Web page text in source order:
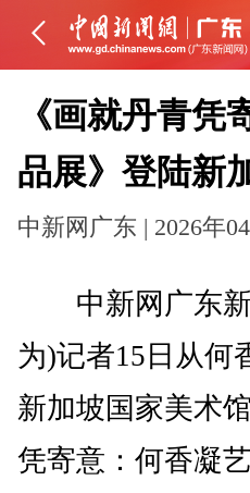
《画就丹青凭
品展》登陆新
中新网广东 | 2026年
中新网广东新
为)记者15日从何
新加坡国家美术
凭寄意：何香凝